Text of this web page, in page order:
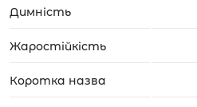
Димність
Жаростійкість
Коротка назва